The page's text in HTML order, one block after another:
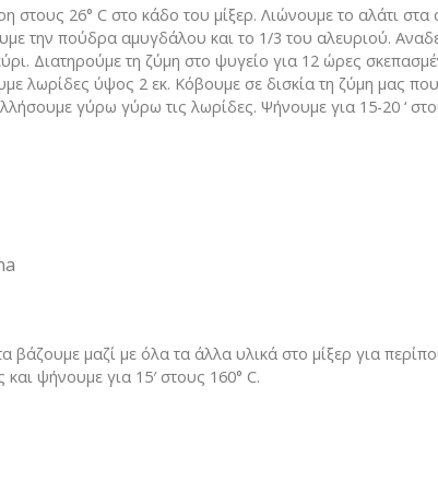
26° C στο κάδο του μίξερ. Λιώνουμε το αλάτι στα
την πούδρα αμυγδάλου και το 1/3 του αλευριού.
Διατηρούμε τη ζύμη στο ψυγείο για 12 ώρες
λωρίδες ύψος 2 εκ. Κόβουμε σε δισκία τη ζύμη μας
γύρω γύρω τις λωρίδες. Ψήνουμε για 15-20 ‘
μαζί με όλα τα άλλα υλικά στο μίξερ για
ψήνουμε για 15′ στους 160° C.